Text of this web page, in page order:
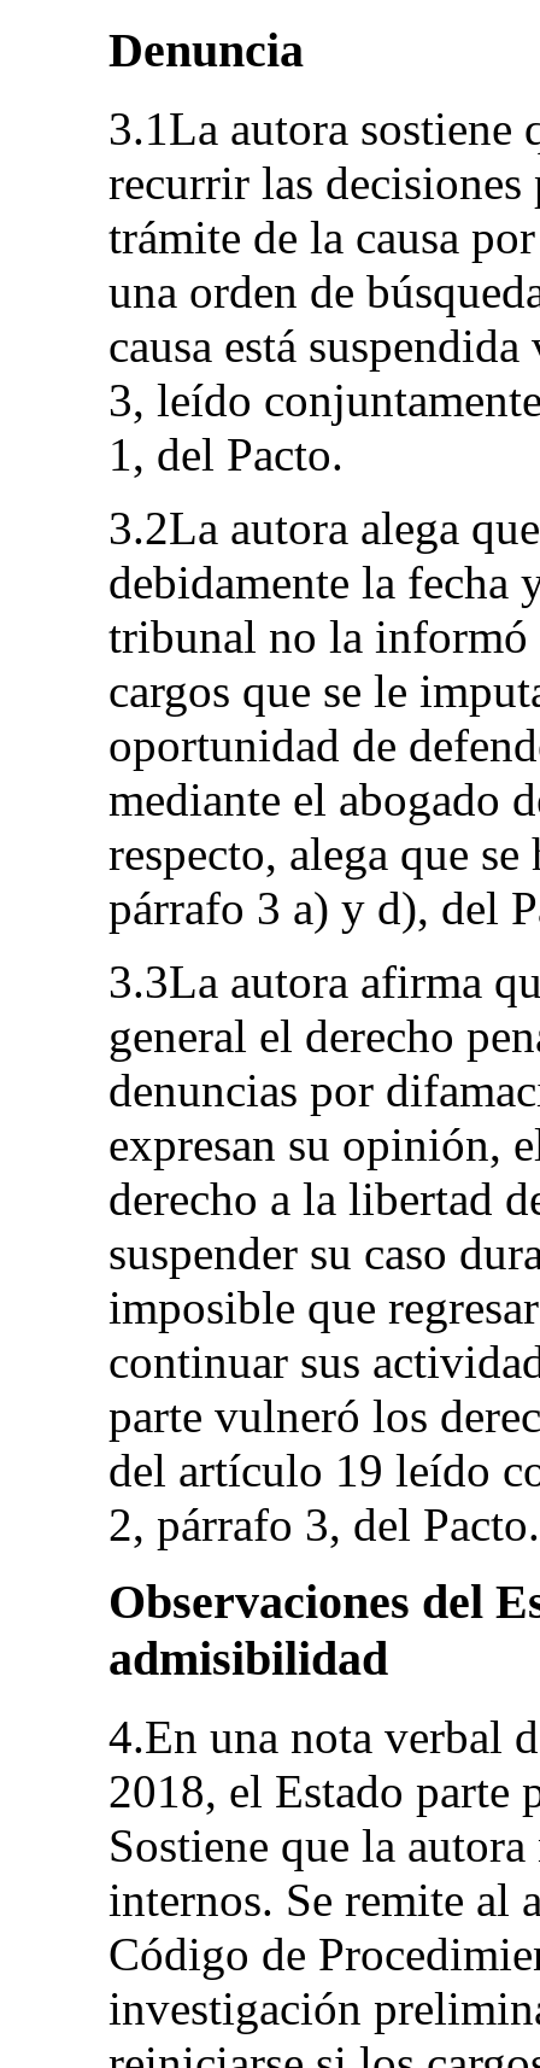
Denuncia
3.1La autora
recurrir las decisiones
trámite de la causa
una orden de
causa está
3, leído
1, del Pacto.
3.2La autora alega
debidamente la fecha
tribunal no la informó
cargos que se le
oportunidad de
mediante el abogado
respecto, alega que
párrafo 3 a) y d), del
3.3La autora afirma
general el derecho
denuncias por
expresan su opinión,
derecho a la libertad
suspender su caso
imposible que
continuar sus
parte vulneró los
del artículo 19 leído
2, párrafo 3, del Pacto.
Observaciones del
admisibilidad
4.En una nota verbal
2018, el Estado parte
Sostiene que la
internos. Se remite al
Código de
investigación